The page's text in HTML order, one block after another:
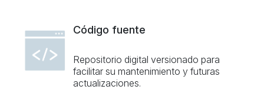
Código fuente
Repositorio digital versionado para
facilitar su mantenimiento y futuras
actualizaciones.